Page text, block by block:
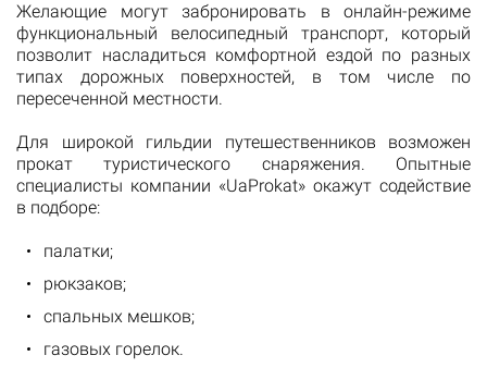
Желающие могут забронировать в онлайн-режиме
функциональный велосипедный транспорт, который
позволит насладиться комфортной ездой по разных
типах дорожных поверхностей, в том числе по
пересеченной местности.
Для широкой гильдии путешественников возможен
прокат туристического снаряжения. Опытные
специалисты компании «UaProkat» окажут содействие
в подборе:
палатки;
рюкзаков;
спальных мешков;
газовых горелок.